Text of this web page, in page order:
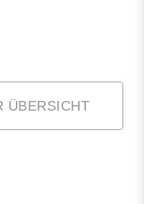
ÜBERSICHT